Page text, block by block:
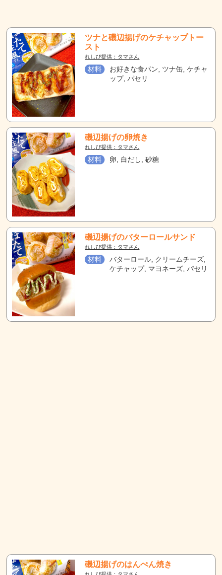
ツナと磯辺揚げのケチャップトー
スト
れしぴ提供：タマさん
材料
お好きな食パン, ツナ缶, ケチャ
ップ, パセリ
磯辺揚げの卵焼き
れしぴ提供：タマさん
材料 卵, 白だし, 砂糖
磯辺揚げのバターロールサンド
れしぴ提供：タマさん
材料
バターロール, クリームチーズ,
ケチャップ, マヨネーズ, パセリ
磯辺揚げのはんぺん焼き